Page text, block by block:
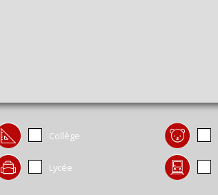
Collège
Lycée